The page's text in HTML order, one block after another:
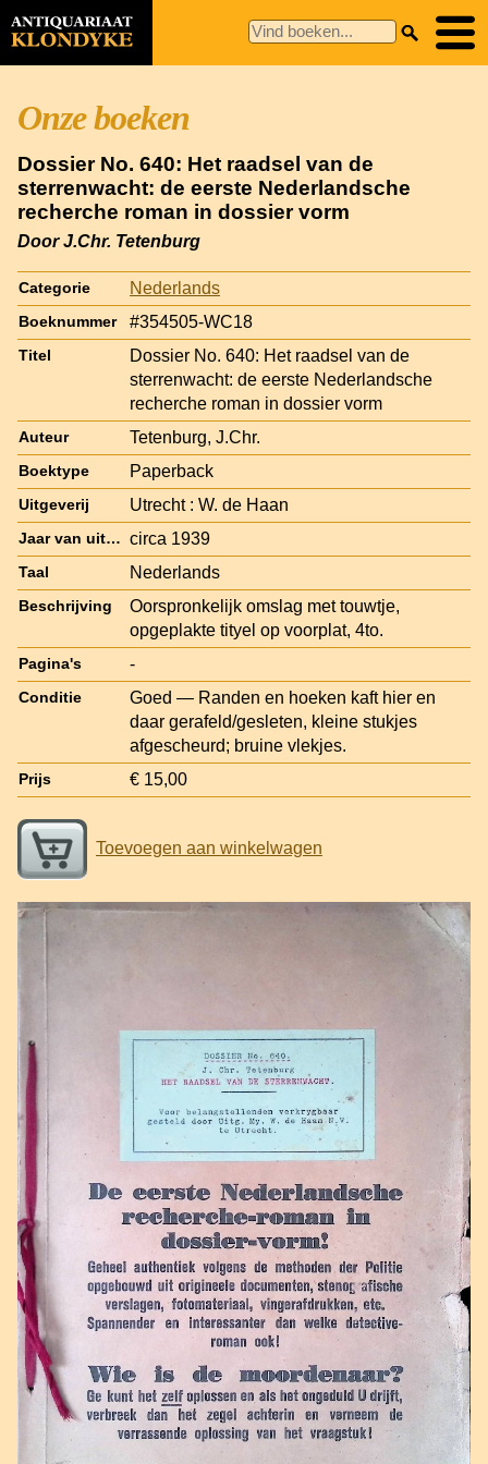
Onze boeken
Dossier No. 640: Het raadsel van de
sterrenwacht: de eerste Nederlandsche
recherche roman in dossier vorm
Door J.Chr. Tetenburg
Categorie Nederlands
Boeknummer #354505-WC18
Titel
Dossier No. 640: Het raadsel van de
sterrenwacht: de eerste Nederlandsche
recherche roman in dossier vorm
Auteur Tetenburg, J.Chr.
Boektype Paperback
Uitgeverij Utrecht : W. de Haan
Jaar van uitgave circa 1939
Taal Nederlands
Beschrijving
Oorspronkelijk omslag met touwtje,
opgeplakte tityel op voorplat, 4to.
Pagina's -
Conditie
Goed — Randen en hoeken kaft hier en
daar gerafeld/gesleten, kleine stukjes
afgescheurd; bruine vlekjes.
Prijs € 15,00
Toevoegen aan winkelwagen